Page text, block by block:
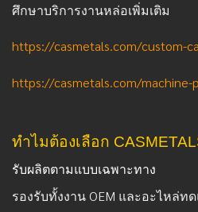
ศึกษาบริการงานหล่อเพิ่มเติม
https://casmetals.com/custom-
https://casmetals.com/machine-
ทำไมต้องเลือก
รับผลิตตามแบบเฉพาะทาง
รองรับทั้งงาน OEM และอะไหล่ท